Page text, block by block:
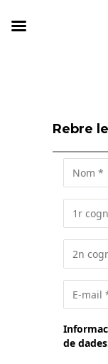
Rebre
de